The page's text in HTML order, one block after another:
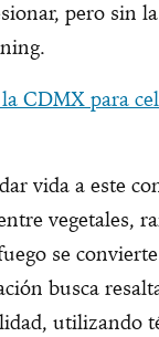
pero sin la
CDMX para
vida a este
vegetales,
se
busca
utilizando